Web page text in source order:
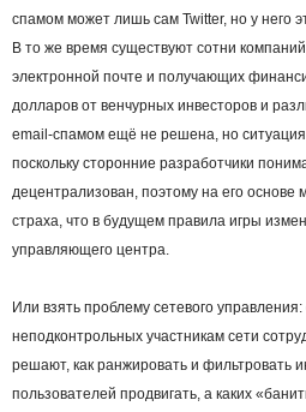
спамом может лишь сам Twitter, но у него
В то же время существуют сотни
электронной почте и получающих
долларов от венчурных инвесторов и
email-спамом ещё не решена, но ситуация
поскольку сторонние разработчики
децентрализован, поэтому на его основе
страха, что в будущем правила игры
управляющего центра.
Или взять проблему сетевого управления:
неподконтрольных участникам сети
решают, как ранжировать и фильтровать
пользователей продвигать, а каких